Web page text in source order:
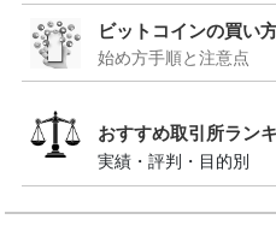
ビットコインの買い
始め方手順と注意点
おすすめ取引所ラン
実績・評判・目的別